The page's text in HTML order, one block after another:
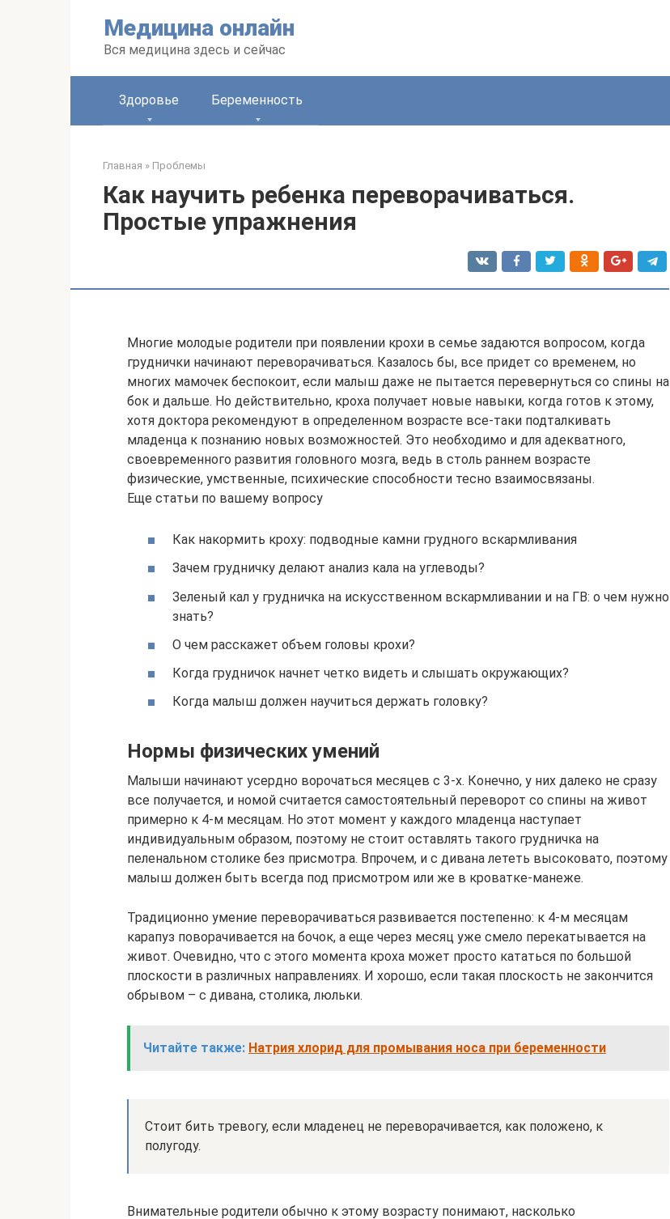
Медицина онлайн
Вся медицина здесь и сейчас
Здоровье Беременность
Главная » Проблемы
Как научить ребенка переворачиваться.
Простые упражнения
Многие молодые родители при появлении крохи в семье задаются вопросом, когда
груднички начинают переворачиваться. Казалось бы, все придет со временем, но
многих мамочек беспокоит, если малыш даже не пытается перевернуться со спины на
бок и дальше. Но действительно, кроха получает новые навыки, когда готов к этому,
хотя доктора рекомендуют в определенном возрасте все-таки подталкивать
младенца к познанию новых возможностей. Это необходимо и для адекватного,
своевременного развития головного мозга, ведь в столь раннем возрасте
физические, умственные, психические способности тесно взаимосвязаны.
Еще статьи по вашему вопросу
Как накормить кроху: подводные камни грудного вскармливания
Зачем грудничку делают анализ кала на углеводы?
Зеленый кал у грудничка на искусственном вскармливании и на ГВ: о чем нужно
знать?
О чем расскажет объем головы крохи?
Когда грудничок начнет четко видеть и слышать окружающих?
Когда малыш должен научиться держать головку?
Нормы физических умений
Малыши начинают усердно ворочаться месяцев с 3-х. Конечно, у них далеко не сразу
все получается, и номой считается самостоятельный переворот со спины на живот
примерно к 4-м месяцам. Но этот момент у каждого младенца наступает
индивидуальным образом, поэтому не стоит оставлять такого грудничка на
пеленальном столике без присмотра. Впрочем, и с дивана лететь высоковато, поэтому
малыш должен быть всегда под присмотром или же в кроватке-манеже.
Традиционно умение переворачиваться развивается постепенно: к 4-м месяцам
карапуз поворачивается на бочок, а еще через месяц уже смело перекатывается на
живот. Очевидно, что с этого момента кроха может просто кататься по большой
плоскости в различных направлениях. И хорошо, если такая плоскость не закончится
обрывом – с дивана, столика, люльки.
Читайте также: Натрия хлорид для промывания носа при беременности
Стоит бить тревогу, если младенец не переворачивается, как положено, к
полугоду.
Внимательные родители обычно к этому возрасту понимают, насколько